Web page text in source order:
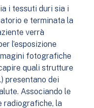
i tessuti duri sia i
e terminata la
verrà
l’esposizione
fotografiche
quali strutture
presentano dei
Associando le
radiografiche, la